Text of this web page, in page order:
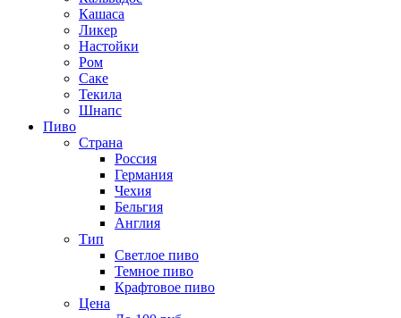
Кашаса
Ликер
Настойки
Ром
Саке
Текила
Шнапс
Пиво
Страна
Россия
Германия
Чехия
Бельгия
Англия
Тип
Светлое пиво
Темное пиво
Крафтовое пиво
Цена